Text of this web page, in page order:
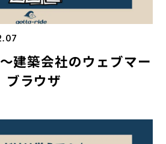
建築会社のウェブマー
ブラウザ